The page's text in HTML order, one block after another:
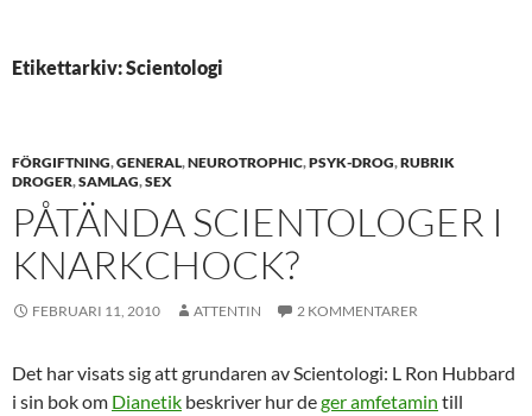
Etikettarkiv: Scientologi
FÖRGIFTNING,GENERAL,NEUROTROPHIC,PSYK-DROG,RUBRIK
DROGER,SAMLAG,SEX
PÅTÄNDA SCIENTOLOGER I
KNARKCHOCK?
FEBRUARI 11, 2010 ATTENTIN 2 KOMMENTARER
Det har visats sig att grundaren av Scientologi: L Ron Hubbard
i sin bok om Dianetik beskriver hur deger amfetamin till